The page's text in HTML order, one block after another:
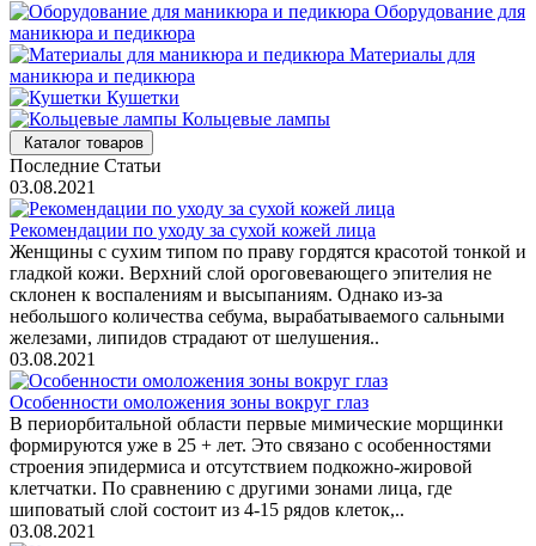
Оборудование для
маникюра и педикюра
Материалы для
маникюра и педикюра
Кушетки
Кольцевые лампы
Каталог товаров
Последние Статьи
03.08.2021
Рекомендации по уходу за сухой кожей лица
Женщины с сухим типом по праву гордятся красотой тонкой и
гладкой кожи. Верхний слой ороговевающего эпителия не
склонен к воспалениям и высыпаниям. Однако из-за
небольшого количества себума, вырабатываемого сальными
железами, липидов страдают от шелушения..
03.08.2021
Особенности омоложения зоны вокруг глаз
В периорбитальной области первые мимические морщинки
формируются уже в 25 + лет. Это связано с особенностями
строения эпидермиса и отсутствием подкожно-жировой
клетчатки. По сравнению с другими зонами лица, где
шиповатый слой состоит из 4-15 рядов клеток,..
03.08.2021